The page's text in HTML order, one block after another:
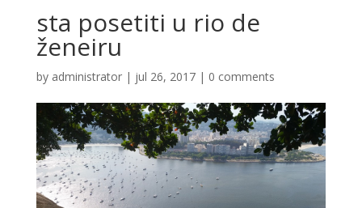
sta posetiti u rio de
ženeiru
by administrator| jul 26, 2017| 0 comments